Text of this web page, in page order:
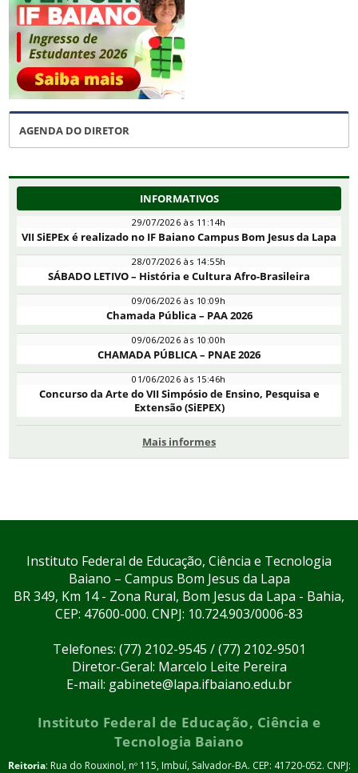
AGENDA DO DIRETOR
INFORMATIVOS
29/07/2026 às 11:14h
VII SiEPEx é realizado no IF Baiano Campus Bom Jesus da Lapa
28/07/2026 às 14:55h
SÁBADO LETIVO – História e Cultura Afro-Brasileira
09/06/2026 às 10:09h
Chamada Pública – PAA 2026
09/06/2026 às 10:00h
CHAMADA PÚBLICA – PNAE 2026
01/06/2026 às 15:46h
Concurso da Arte do VII Simpósio de Ensino, Pesquisa e
Extensão (SiEPEX)
Mais informes
Instituto Federal de Educação, Ciência e Tecnologia
Baiano – Campus Bom Jesus da Lapa
BR 349, Km 14 - Zona Rural, Bom Jesus da Lapa - Bahia,
CEP: 47600-000. CNPJ: 10.724.903/0006-83
Telefones: (77) 2102-9545 / (77) 2102-9501
Diretor-Geral: Marcelo Leite Pereira
E-mail: gabinete@lapa.ifbaiano.edu.br
Instituto Federal de Educação, Ciência e
Tecnologia Baiano
Reitoria: Rua do Rouxinol, nº 115, Imbuí, Salvador-BA. CEP: 41720-052. CNPJ: